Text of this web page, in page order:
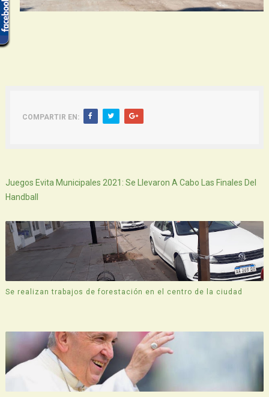
COMPARTIR EN:
Juegos Evita Municipales 2021: Se Llevaron A Cabo Las Finales Del
Handball
Se realizan trabajos de forestación en el centro de la ciudad